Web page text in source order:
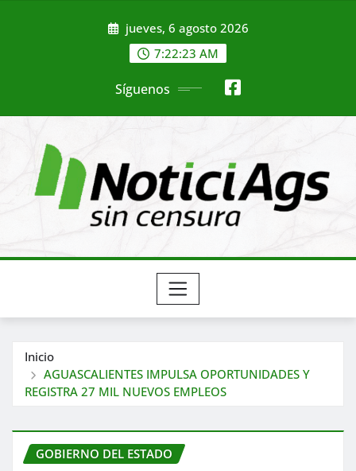
jueves, 6 agosto 2026
7:22:25 AM
Síguenos
Inicio
AGUASCALIENTES IMPULSA OPORTUNIDADES Y
REGISTRA 27 MIL NUEVOS EMPLEOS
GOBIERNO DEL ESTADO